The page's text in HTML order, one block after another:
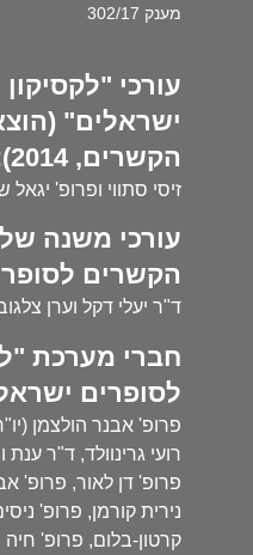
מענק 302/17
עורכי
ישראלים"
הקשרים, 2014):
זיסי סתווי ופרופ' יגאל
עורכי משנה
הקשרים
ד"ר יעלי דקל וערן
חברי מערכת
לסופרים
פרופ' אבנר הולצמן
רועי גרינוולד, ד"ר
פרופ' דן לאור, פרופ'
נירית קורמן, פרופ'
קרטון-בלום, פרופ'